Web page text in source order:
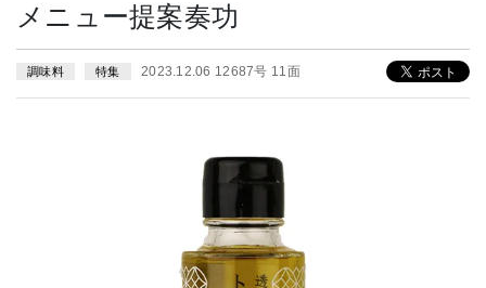
メニュー提案奏功
調味料 特集 2023.12.06 12687号 11面